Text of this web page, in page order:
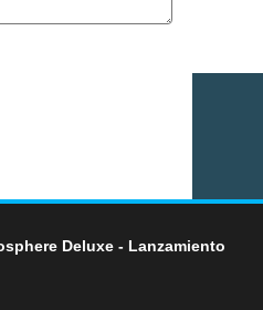
Deluxe - Lanzamiento